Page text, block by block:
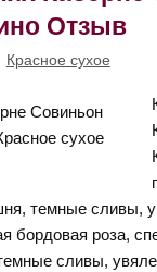
Отзыв
Красное сухое
темные сливы,
роза,
сливы,